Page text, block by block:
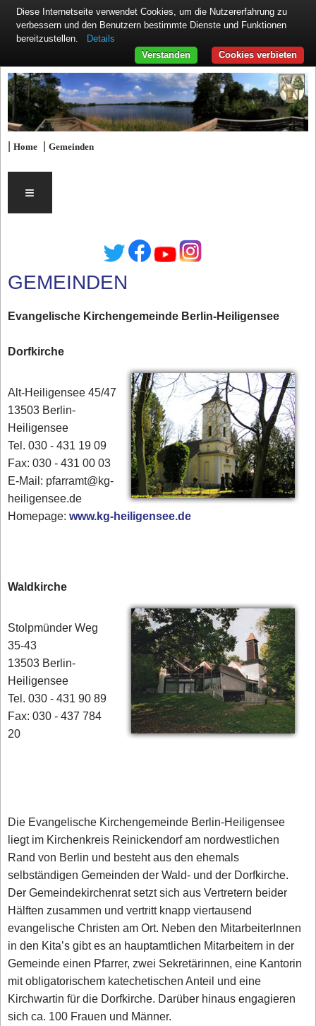
|Home |Gemeinden
≡
GEMEINDEN
Evangelische Kirchengemeinde Berlin-Heiligensee
Dorfkirche
Alt-Heiligensee 45/47
13503 Berlin-
Heiligensee
Tel. 030 - 431 19 09
Fax: 030 - 431 00 03
E-Mail: pfarramt@kg-
heiligensee.de
Homepage:www.kg-heiligensee.de
Waldkirche
Stolpmünder Weg
35-43
13503 Berlin-
Heiligensee
Tel. 030 - 431 90 89
Fax: 030 - 437 784
20
Die Evangelische Kirchengemeinde Berlin-Heiligensee
liegt im Kirchenkreis Reinickendorf am nordwestlichen
Rand von Berlin und besteht aus den ehemals
selbständigen Gemeinden der Wald- und der Dorfkirche.
Der Gemeindekirchenrat setzt sich aus Vertretern beider
Hälften zusammen und vertritt knapp viertausend
evangelische Christen am Ort. Neben den MitarbeiterInnen
in den Kita’s gibt es an hauptamtlichen Mitarbeitern in der
Gemeinde einen Pfarrer, zwei Sekretärinnen, eine Kantorin
mit obligatorischem katechetischen Anteil und eine
Kirchwartin für die Dorfkirche. Darüber hinaus engagieren
sich ca. 100 Frauen und Männer.
Diese Internetseite verwendet Cookies, um die Nutzererfahrung zu
verbessern und den Benutzern bestimmte Dienste und Funktionen
bereitzustellen.
Details
Cookies verbieten
Verstanden